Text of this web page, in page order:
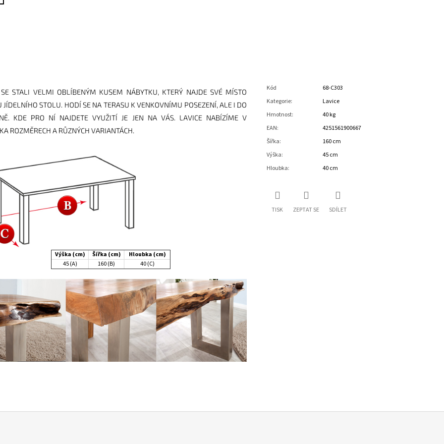
STALI VELMI OBLÍBENÝM KUSEM NÁBYTKU, KTERÝ NAJDE SVÉ MÍSTO
JÍDELNÍHO STOLU. HODÍ SE NA TERASU K VENKOVNÍMU POSEZENÍ, ALE I DO
KDE PRO NÍ NAJDETE VYUŽITÍ JE JEN NA VÁS. LAVICE NABÍZÍME V
ROZMĚRECH A RŮZNÝCH VARIANTÁCH.
Výška (cm) Šířka (cm)
Hloubka (cm)
45 (A)
160 (B) 40 (C)
Kód
68-C303
Kategorie:
Lavice
Hmotnost:
40 kg
EAN:
4251561900667
Šířka:
160 cm
Výška:
45 cm
Hloubka: 40 cm
TISK ZEPTAT SE SDÍLET